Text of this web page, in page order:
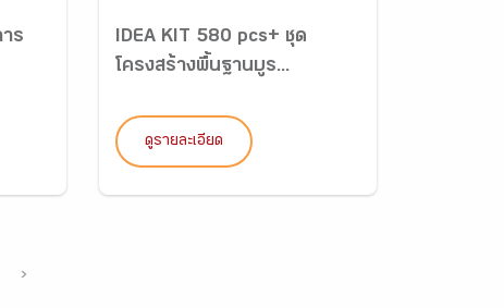
าร
IDEA KIT 580 pcs+ ชุด
โครงสร้างพื้นฐานบูร...
ดูรายละเอียด
›